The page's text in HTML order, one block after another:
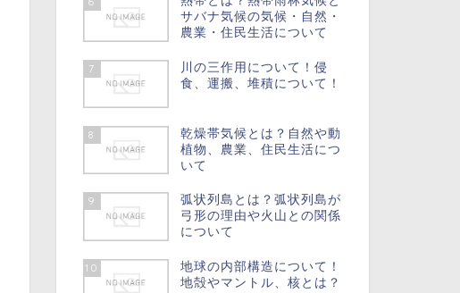
サバナ気候の気候・自然・
農業・住民生活について
7
川の三作用について！侵
食、運搬、堆積について！
8
乾燥帯気候とは？自然や動
植物、農業、住民生活につ
いて
9
弧状列島とは？弧状列島が
弓形の理由や火山との関係
について
10
地球の内部構造について！
地殻やマントル、核とは？